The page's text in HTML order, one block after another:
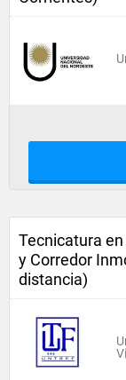
Tecnicatura
y Corredor
distancia)